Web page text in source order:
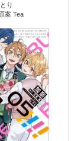
り
案 Tea